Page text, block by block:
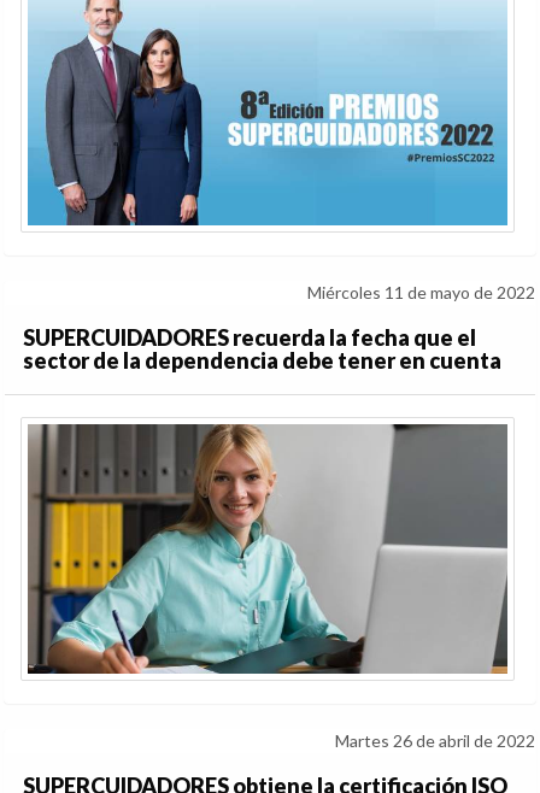
Miércoles 11 de mayo de 2022
SUPERCUIDADORES recuerda la fecha que el
sector de la dependencia debe tener en cuenta
Martes 26 de abril de 2022
SUPERCUIDADORES obtiene la certificación ISO